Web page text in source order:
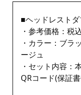
■ヘッドレストダ
・参考価格：税
・カラー：ブラ
ージュ
・セット内容：
QRコード(保証